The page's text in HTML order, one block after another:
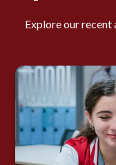
Explore our recent